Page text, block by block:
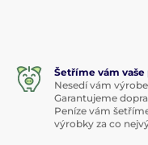
Šetříme vám vaše
Nesedí vám
Garantujeme
Peníze vám
výrobky za co